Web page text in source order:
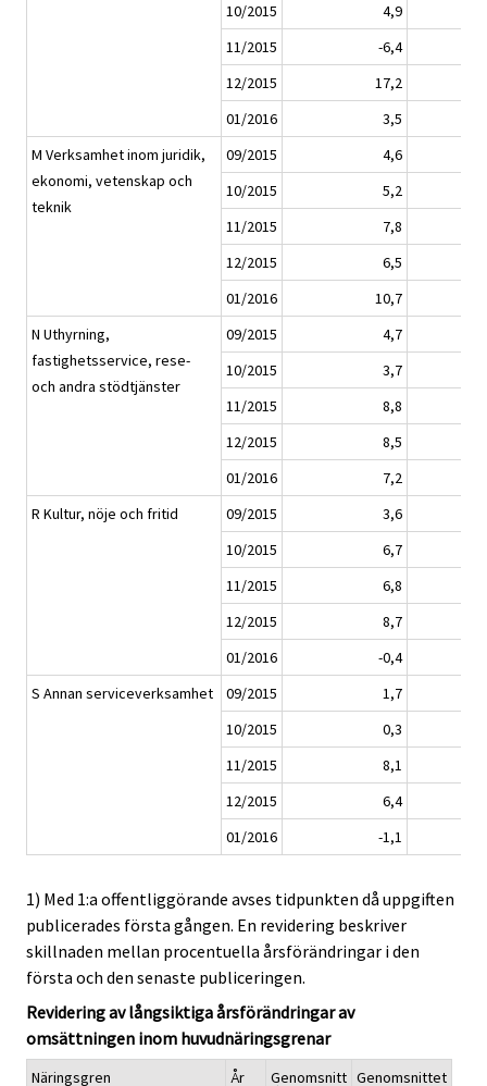
10/2015
4,9
11/2015
-6,4
12/2015
17,2
01/2016
3,5
M Verksamhet inom juridik,
ekonomi, vetenskap och
teknik
09/2015
4,6
10/2015
5,2
11/2015
7,8
12/2015
6,5
01/2016
10,7
N Uthyrning,
fastighetsservice, rese-
och andra stödtjänster
09/2015
4,7
10/2015
3,7
11/2015
8,8
12/2015
8,5
01/2016
7,2
R Kultur, nöje och fritid
09/2015
3,6
10/2015
6,7
11/2015
6,8
12/2015
8,7
01/2016
-0,4
S Annan serviceverksamhet
09/2015
1,7
10/2015
0,3
11/2015
8,1
12/2015
6,4
01/2016
-1,1
1) Med 1:a offentliggörande avses tidpunkten då uppgiften
publicerades första gången. En revidering beskriver
skillnaden mellan procentuella årsförändringar i den
första och den senaste publiceringen.
Revidering av långsiktiga årsförändringar av
omsättningen inom huvudnäringsgrenar
Näringsgren År Genomsnitt Genomsnittet